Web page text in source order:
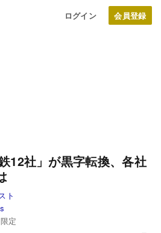
ログイン
12社」が黒字転換、各社
ト
定